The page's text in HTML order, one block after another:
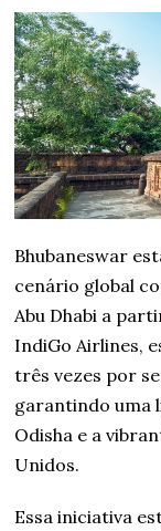
Bhubaneswar
cenário global
Abu Dhabi a
IndiGo Airlines,
três vezes por
garantindo uma
Odisha e a
Unidos.
Essa iniciativa